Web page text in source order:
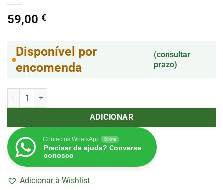
59,00 €
Disponível por
encomenda
(consultar
prazo)
Quantidade de Guano Líquido 5 L Crescimento Guanokalong
ADICIONAR
Contactos WhatsApp Online
Precisar de ajuda? Converse
conosco
Adicionar à Wishlist